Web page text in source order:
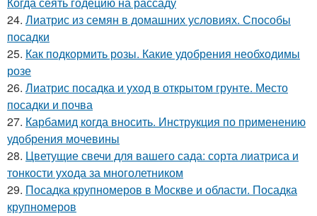
24. Лиатрис из семян в домашних условиях. Способы
посадки
25. Как подкормить розы. Какие удобрения необходимы
розе
26. Лиатрис посадка и уход в открытом грунте. Место
посадки и почва
27. Карбамид когда вносить. Инструкция по применению
удобрения мочевины
28. Цветущие свечи для вашего сада: сорта лиатриса и
тонкости ухода за многолетником
29. Посадка крупномеров в Москве и области. Посадка
крупномеров